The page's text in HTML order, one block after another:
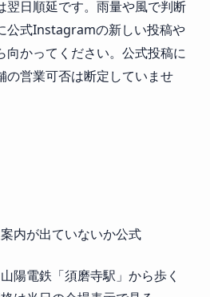
翌日順延です。雨量や風で判断
公式Instagramの新しい投稿や
向かってください。公式投稿に
の営業可否は断定していませ
内が出ていないか公式
陽電鉄「須磨寺駅」から歩く